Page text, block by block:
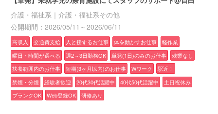
介護・福祉系｜介護・福祉系その他
公開期間：2026/05/11～2026/06/11
高収入 交通費支給 人と接するお仕事 体を動かすお仕事
軽作業
曜日・時間が選べる
週2～3日勤務OK 単発(1日)のみのお仕事
残業なし
扶養範囲内のお仕事
短期(3ヶ月以内)のお仕事 Wワーク
駅近！
禁煙・分煙
経験者歓迎 20代30代活躍中 40代50代活躍中
土日祝休み
ブランクOK
Web登録OK 研修あり